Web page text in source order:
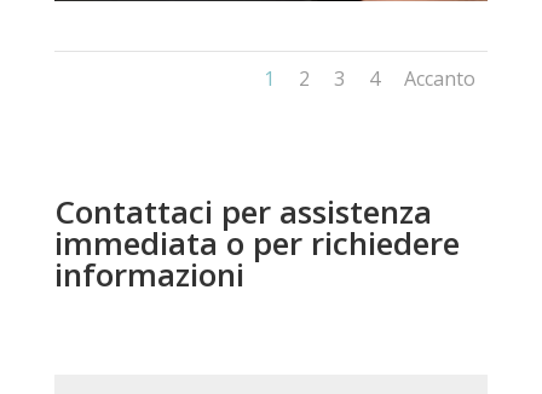
1 2 3 4 Accanto
Contattaci per assistenza
immediata o per richiedere
informazioni